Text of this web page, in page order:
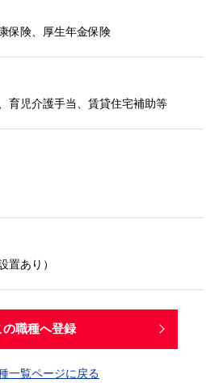
保険、厚生年金保険
育児介護手当、賃貸住宅補助等
置あり）
の職種へ登録
一覧ページに戻る